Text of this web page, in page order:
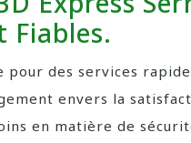
Fiables.
pour des services
envers la
en matière de